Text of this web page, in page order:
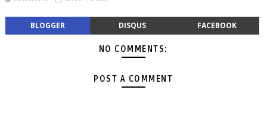
BLOGGER DISQUS FACEBOOK
NO COMMENTS:
POST A COMMENT